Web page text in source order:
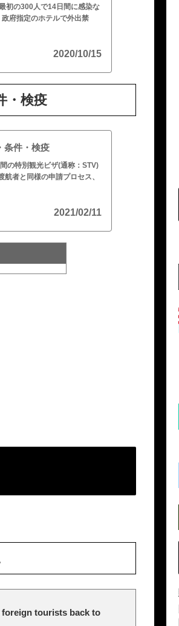
初の300人で14日間に感染な
府指定のホテルで外出禁
2020/10/15
・検疫
条件・検疫
の特別観光ビザ(通称：STV)
者と同様の申請プロセス、
2021/02/11
tourists back to